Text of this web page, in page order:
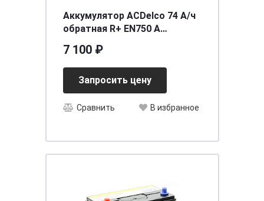
Аккумулятор ACDelco 74 А/ч
обратная R+ EN750 A
7 100 ₽
Запросить цену
Сравнить В избранное